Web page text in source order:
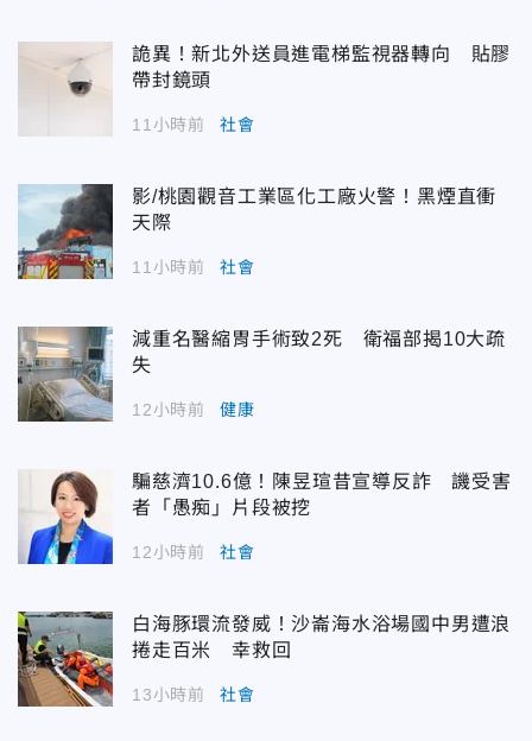
詭異！新北外送員進電梯監視器轉向 貼膠
帶封鏡頭
11小時前 社會
影/桃園觀音工業區化工廠火警！黑煙直衝
天際
11小時前 社會
減重名醫縮胃手術致2死 衛福部揭10大疏
失
12小時前 健康
騙慈濟10.6億！陳昱瑄昔宣導反詐 譏受害
者「愚痴」片段被挖
12小時前 社會
白海豚環流發威！沙崙海水浴場國中男遭浪
捲走百米 幸救回
13小時前 社會